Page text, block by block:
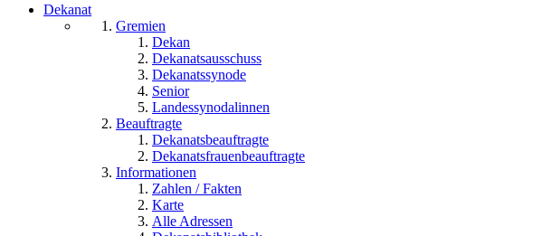
Dekanat
Gremien
Dekan
Dekanatsausschuss
Dekanatssynode
Senior
Landessynodalinnen
Beauftragte
Dekanatsbeauftragte
Dekanatsfrauenbeauftragte
Informationen
Zahlen / Fakten
Karte
Alle Adressen